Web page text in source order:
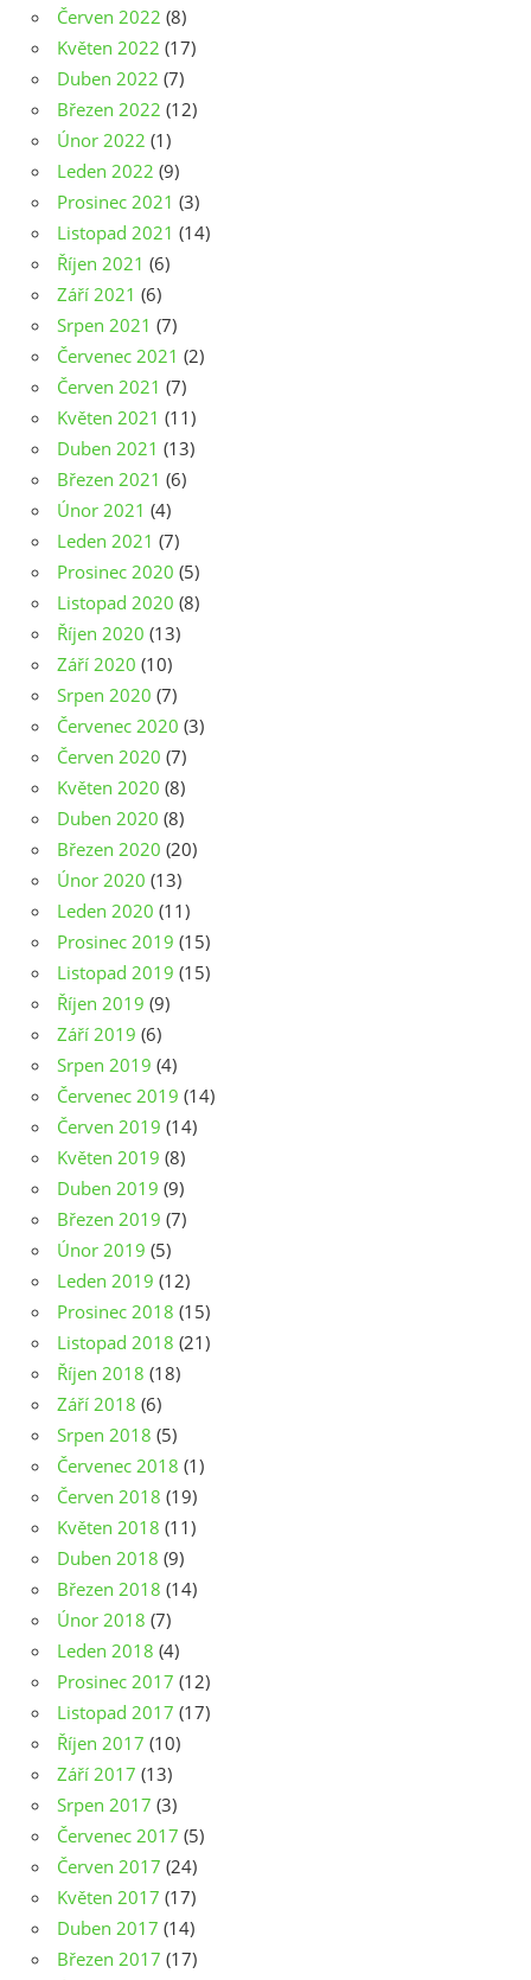
Červen 2022 (8)
Květen 2022 (17)
Duben 2022 (7)
Březen 2022 (12)
Únor 2022 (1)
Leden 2022 (9)
Prosinec 2021 (3)
Listopad 2021 (14)
Říjen 2021 (6)
Září 2021 (6)
Srpen 2021 (7)
Červenec 2021 (2)
Červen 2021 (7)
Květen 2021 (11)
Duben 2021 (13)
Březen 2021 (6)
Únor 2021 (4)
Leden 2021 (7)
Prosinec 2020 (5)
Listopad 2020 (8)
Říjen 2020 (13)
Září 2020 (10)
Srpen 2020 (7)
Červenec 2020 (3)
Červen 2020 (7)
Květen 2020 (8)
Duben 2020 (8)
Březen 2020 (20)
Únor 2020 (13)
Leden 2020 (11)
Prosinec 2019 (15)
Listopad 2019 (15)
Říjen 2019 (9)
Září 2019 (6)
Srpen 2019 (4)
Červenec 2019 (14)
Červen 2019 (14)
Květen 2019 (8)
Duben 2019 (9)
Březen 2019 (7)
Únor 2019 (5)
Leden 2019 (12)
Prosinec 2018 (15)
Listopad 2018 (21)
Říjen 2018 (18)
Září 2018 (6)
Srpen 2018 (5)
Červenec 2018 (1)
Červen 2018 (19)
Květen 2018 (11)
Duben 2018 (9)
Březen 2018 (14)
Únor 2018 (7)
Leden 2018 (4)
Prosinec 2017 (12)
Listopad 2017 (17)
Říjen 2017 (10)
Září 2017 (13)
Srpen 2017 (3)
Červenec 2017 (5)
Červen 2017 (24)
Květen 2017 (17)
Duben 2017 (14)
Březen 2017 (17)